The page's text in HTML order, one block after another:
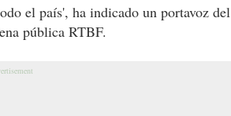
el país', ha indicado un portavoz del
pública RTBF.